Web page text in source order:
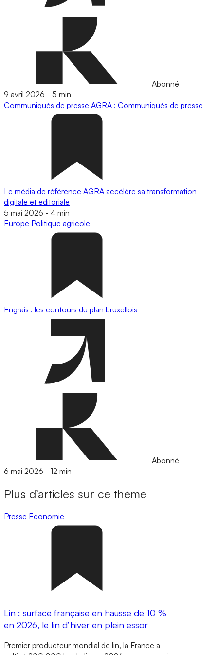
Abonné
9 avril 2026 - 5 min
Communiqués de presse AGRA : Communiqués de presse
Le média de référence AGRA accélère sa transformation
digitale et éditoriale
5 mai 2026 - 4 min
Europe Politique agricole
Engrais : les contours du plan bruxellois
Abonné
6 mai 2026 - 12 min
Plus d’articles sur ce thème
Presse Economie
Lin : surface française en hausse de 10 %
en 2026, le lin d’hiver en plein essor
Premier producteur mondial de lin, la France a